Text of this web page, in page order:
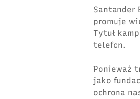
Santander
promuje
Tytuł
telefon.
Ponieważ
jako
ochrona